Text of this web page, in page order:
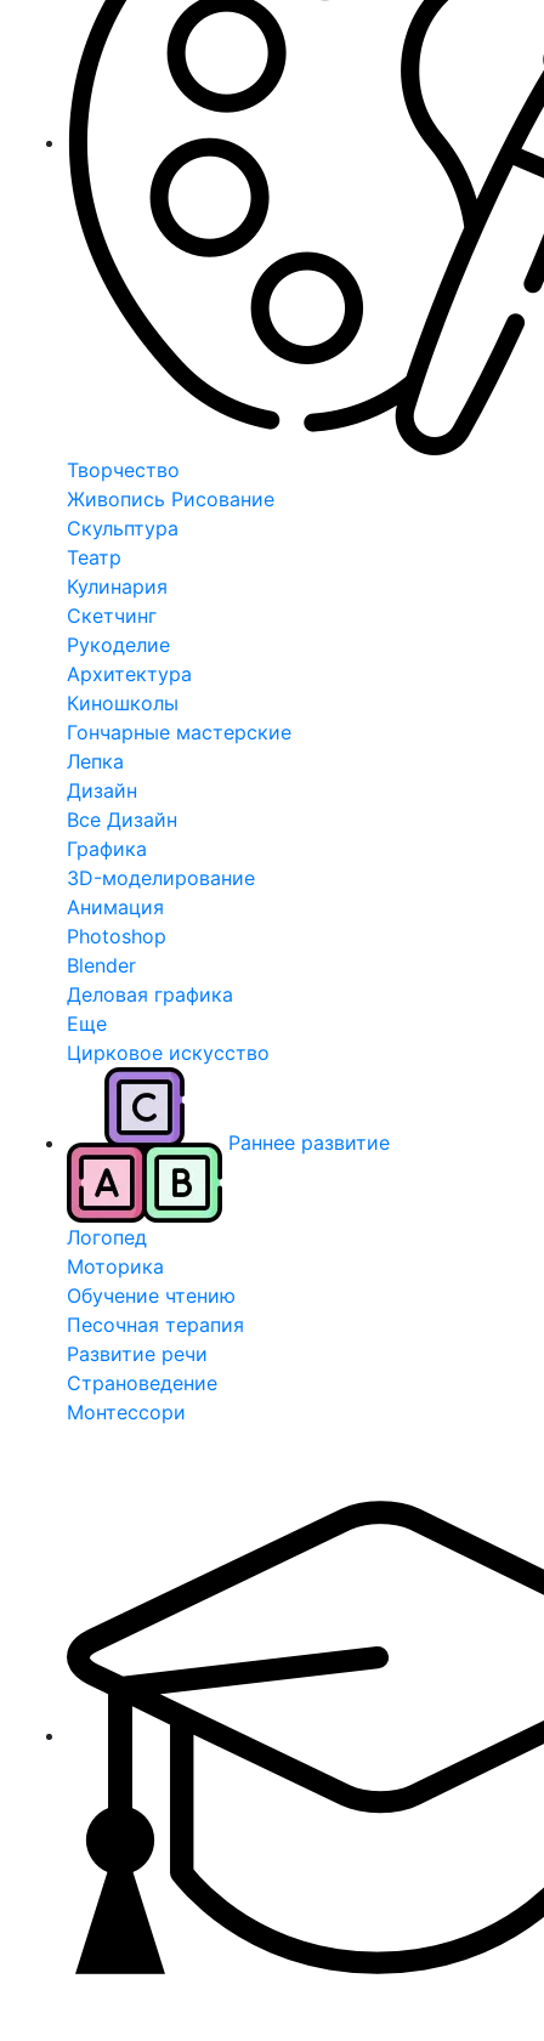
Творчество
Живопись Рисование
Скульптура
Театр
Кулинария
Скетчинг
Рукоделие
Архитектура
Киношколы
Гончарные мастерские
Лепка
Дизайн
Все Дизайн
Графика
3D-моделирование
Анимация
Photoshop
Blender
Деловая графика
Еще
Цирковое искусство
Раннее развитие
Логопед
Моторика
Обучение чтению
Песочная терапия
Развитие речи
Страноведение
Монтессори